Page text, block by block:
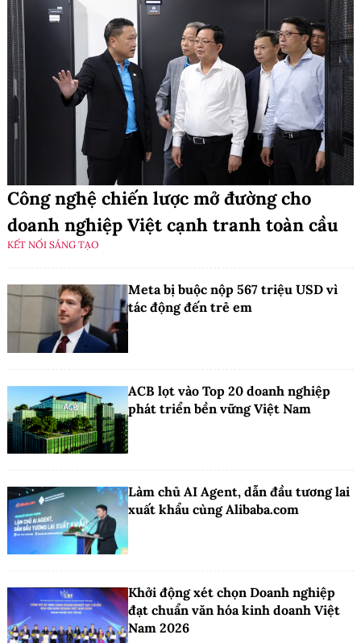
Công nghệ chiến lược mở đường cho
doanh nghiệp Việt cạnh tranh toàn cầu
KẾT NỐI SÁNG TẠO
Meta bị buộc nộp 567 triệu USD vì
tác động đến trẻ em
ACB lọt vào Top 20 doanh nghiệp
phát triển bền vững Việt Nam
Làm chủ AI Agent, dẫn đầu tương lai
xuất khẩu cùng Alibaba.com
Khởi động xét chọn Doanh nghiệp
đạt chuẩn văn hóa kinh doanh Việt
Nam 2026